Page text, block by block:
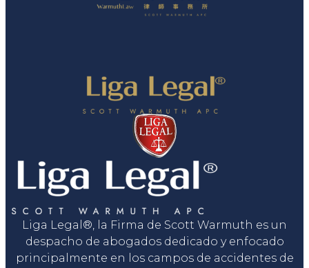
Liga Legal®, la Firma de Scott Warmuth es un
despacho de abogados dedicado y enfocado
principalmente en los campos de accidentes de